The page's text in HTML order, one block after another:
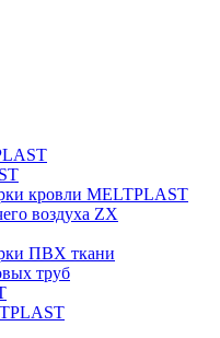
кровли MELTPLAST
воздуха ZX
ПВХ ткани
труб